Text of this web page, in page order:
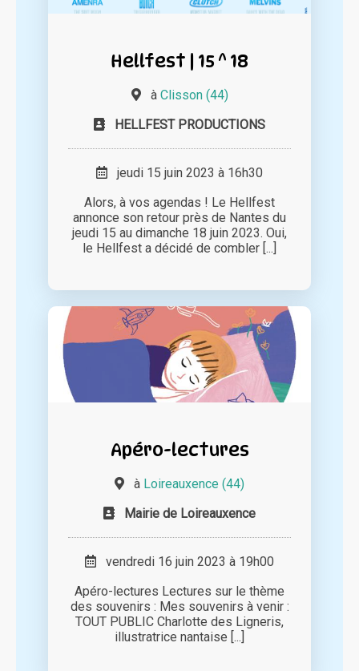
Hellfest | 15 ^ 18
à Clisson (44)
HELLFEST PRODUCTIONS
jeudi 15 juin 2023 à 16h30
Alors, à vos agendas ! Le Hellfest
annonce son retour près de Nantes du
jeudi 15 au dimanche 18 juin 2023. Oui,
le Hellfest a décidé de combler [...]
Apéro-lectures
à Loireauxence (44)
Mairie de Loireauxence
vendredi 16 juin 2023 à 19h00
Apéro-lectures Lectures sur le thème
des souvenirs : Mes souvenirs à venir :
TOUT PUBLIC Charlotte des Ligneris,
illustratrice nantaise [...]